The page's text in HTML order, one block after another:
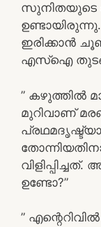
സുനിതയുടെ
ഇരിക്കാൻ
എസ്ഐ
” കഴുത്തിൽ
മുറിവാണ്
ഉണ്ടോ?”
”